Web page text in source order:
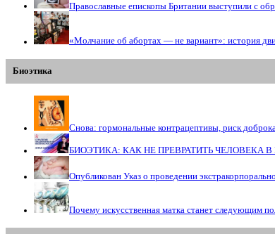
Православные епископы Британии выступили с
«Молчание об абортах — не вариант»: история
Биоэтика
Снова: гормональные контрацептивы, риск
БИОЭТИКА: КАК НЕ ПРЕВРАТИТЬ ЧЕЛОВЕКА
Опубликован Указ о проведении
Почему искусственная матка станет следующим